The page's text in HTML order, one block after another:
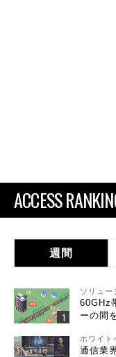
ACCESS
週間
ソリュー
60GHz
ーの間
ホワイト
通信業